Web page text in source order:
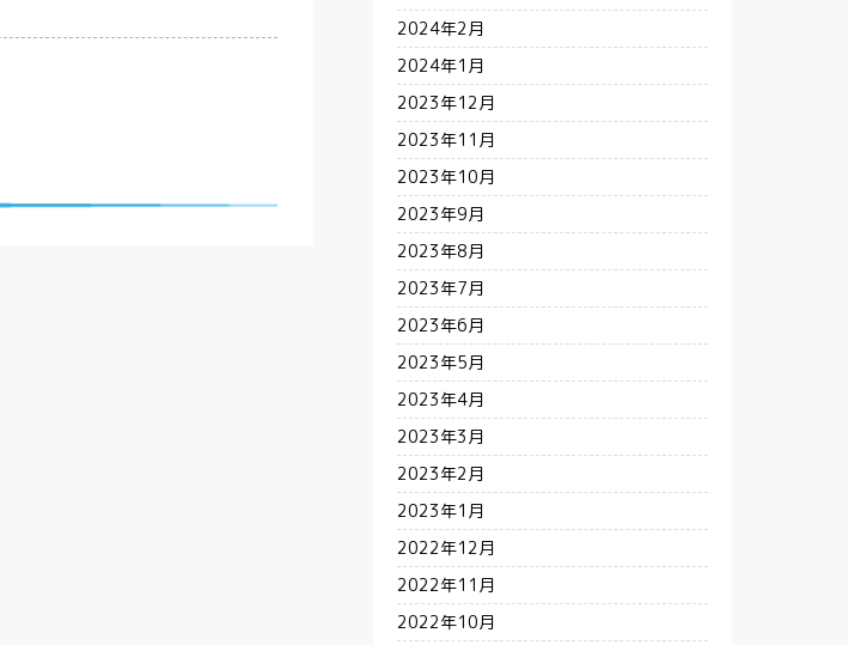
2024年2月
2024年1月
2023年12月
2023年11月
2023年10月
2023年9月
2023年8月
2023年7月
2023年6月
2023年5月
2023年4月
2023年3月
2023年2月
2023年1月
2022年12月
2022年11月
2022年10月